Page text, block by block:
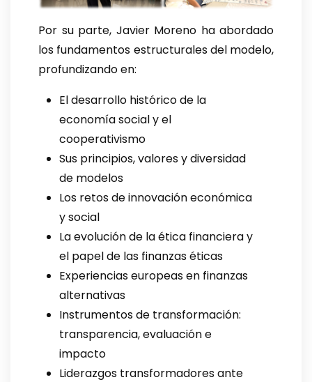
Por su parte, Javier Moreno ha abordado
los fundamentos estructurales del modelo,
profundizando en:
El desarrollo histórico de la
economía social y el
cooperativismo
Sus principios, valores y diversidad
de modelos
Los retos de innovación económica
y social
La evolución de la ética financiera y
el papel de las finanzas éticas
Experiencias europeas en finanzas
alternativas
Instrumentos de transformación:
transparencia, evaluación e
impacto
Liderazgos transformadores ante